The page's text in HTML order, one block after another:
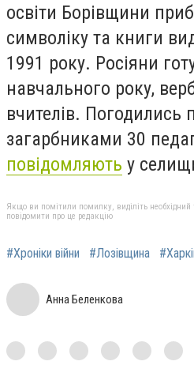
освіти Борівщини
символіку та книги
1991 року. Росіяни
навчального року,
вчителів. Погодились
загарбниками 30
повідомляють у
Якщо ви помітили помилку, виділіть необхідний
повідомити про це редакцію
#Хроніки війни #Лозівщина
Анна Беленкова